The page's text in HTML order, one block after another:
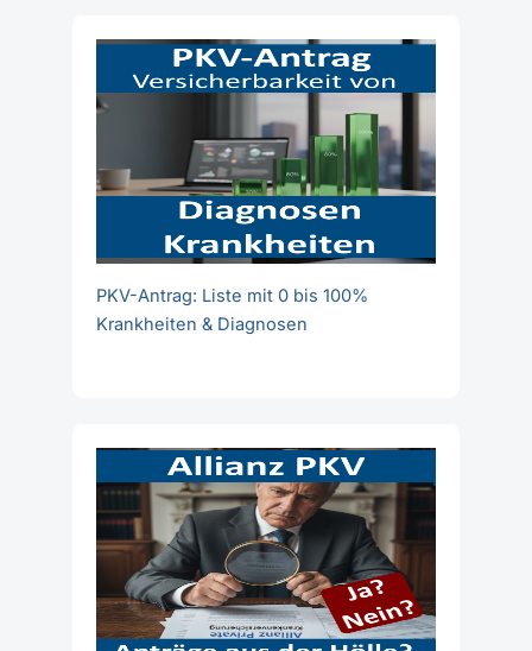
PKV-Antrag: Liste mit 0 bis 100%
Krankheiten & Diagnosen